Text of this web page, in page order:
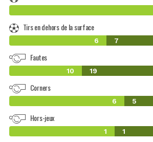
Tirs en dehors de la surface
6 7
Fautes
10 19
Corners
6 5
Hors-jeux
1 1